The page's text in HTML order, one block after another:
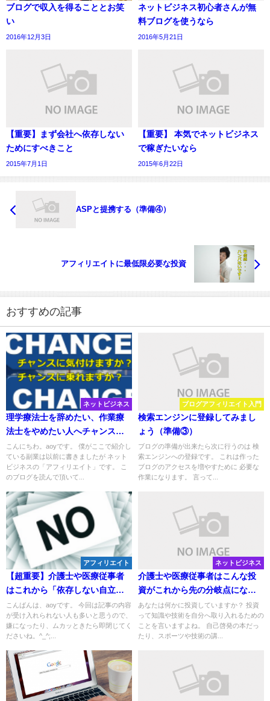
ブログで収入を得ることとお笑
い
2016年12月3日
ネットビジネス初心者さんが無
料ブログを使うなら
2016年5月21日
【重要】まず会社へ依存しない
ためにすべきこと
2015年7月1日
【重要】 本気でネットビジネス
で稼ぎたいなら
2015年6月22日
ASPと提携する（準備④）
アフィリエイトに最低限必要な投資
おすすめの記事
ネットビジネス
理学療法士を辞めたい、作業療
法士をやめたい人へチャンス到
来
こんにちわ。aoyです。 僕がここで紹介し
ている副業は以前に書きましたが ネット
ビジネスの「アフィリエイト」です。 こ
のブログを読んで頂いて...
ブログアフィリエイト入門
検索エンジンに登録してみまし
ょう（準備③）
ブログの準備が出来たら次に行うのは 検
索エンジンへの登録です。 これは作った
ブログのアクセスを増やすために 必要な
作業になります。 言って...
アフィリエイト
【超重要】介護士や医療従事者
はこれから「依存しない自立
（独立）した世界」が必要
こんばんは、aoyです。 今回は記事の内容
が受け入れられない人も多いと思うので、
嫌になったり、ムカッときたら即閉じてく
ださいね。^_^;...
ネットビジネス
介護士や医療従事者はこんな投
資がこれから先の分岐点にな
る？
あなたは何かに投資していますか？ 投資
って知識や技術を自分へ取り入れるための
ことを言いますよね。 自己啓発の本だっ
たり、スポーツや技術の講...